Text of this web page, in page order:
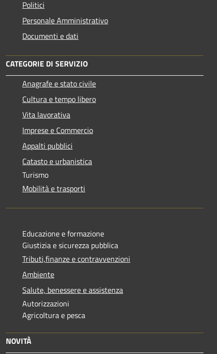
Politici
Personale Amministrativo
Documenti e dati
CATEGORIE DI SERVIZIO
Anagrafe e stato civile
Cultura e tempo libero
Vita lavorativa
Imprese e Commercio
Appalti pubblici
Catasto e urbanistica
Turismo
Mobilità e trasporti
Educazione e formazione
Giustizia e sicurezza pubblica
Tributi,finanze e contravvenzioni
Ambiente
Salute, benessere e assistenza
Autorizzazioni
Agricoltura e pesca
NOVITÀ